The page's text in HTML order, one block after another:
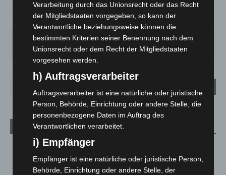
75% 2.9m/s 90%
SO.
33°
MO.
27°
DI.
23°
MI.
26°
DO.
25
Aktuelle Beiträge
Kunst trifft Weingenuss: Barbara-Susann Mehring zeigt ihre
Werke im Jacques’ Wein-Depot Isernhagen
8. August 2026
Verarbeitung durch das Unionsrecht oder das Recht
der Mitgliedstaaten vorgegeben, so kann der
Verantwortliche beziehungsweise können die
bestimmten Kriterien seiner Benennung nach dem
Unionsrecht oder dem Recht der Mitgliedstaaten
vorgesehen werden.
h) Auftragsverarbeiter
Auftragsverarbeiter ist eine natürliche oder juristische
Person, Behörde, Einrichtung oder andere Stelle, die
personenbezogene Daten im Auftrag des
Verantwortlichen verarbeitet.
i) Empfänger
Empfänger ist eine natürliche oder juristische Person,
Behörde, Einrichtung oder andere Stelle, der